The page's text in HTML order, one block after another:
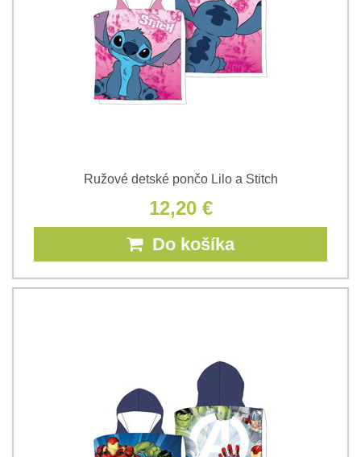
Ružové detské pončo Lilo a Stitch
12,20 €
Do košíka